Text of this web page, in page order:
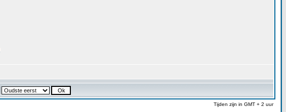
Tijden zijn in GMT + 2 uur